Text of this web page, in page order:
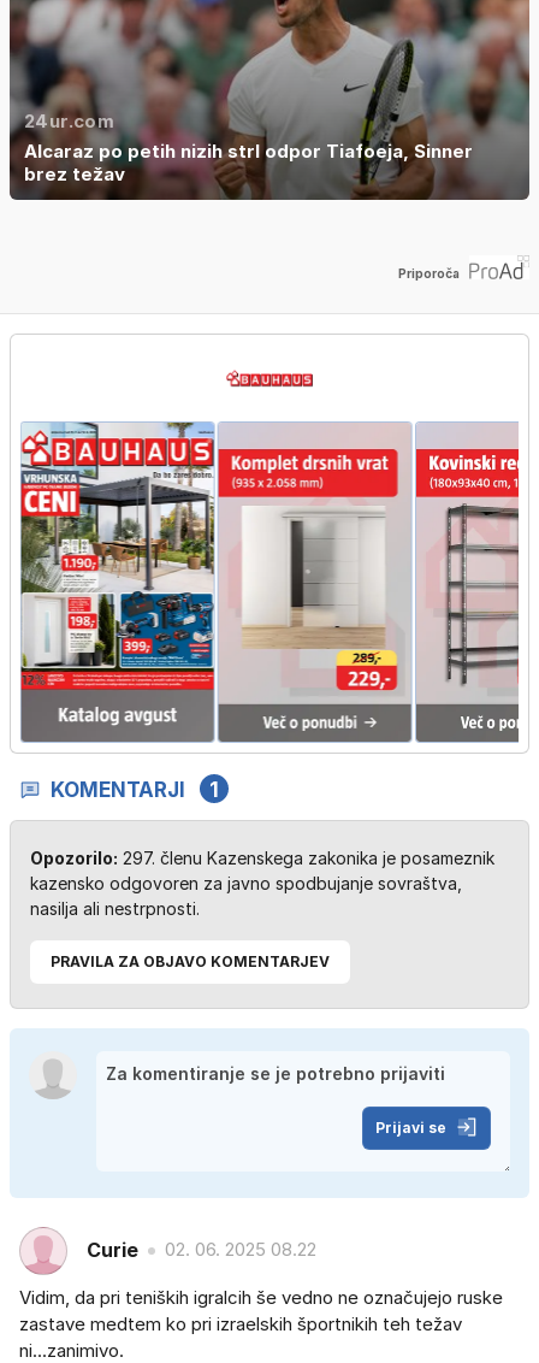
24ur.com
Alcaraz po petih nizih strl odpor Tiafoeja, Sinner
brez težav
Priporoča
KOMENTARJI 1
Opozorilo: 297. členu Kazenskega zakonika je posameznik
kazensko odgovoren za javno spodbujanje sovraštva,
nasilja ali nestrpnosti.
PRAVILA ZA OBJAVO KOMENTARJEV
Prijavi se
Curie 02. 06. 2025 08.22
Vidim, da pri teniških igralcih še vedno ne označujejo ruske
zastave medtem ko pri izraelskih športnikih teh težav
ni...zanimivo.